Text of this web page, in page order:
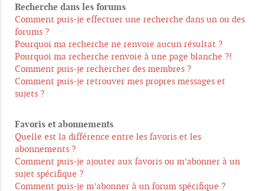
Recherche dans les forums
Comment puis-je effectuer une recherche dans un ou des
forums ?
Pourquoi ma recherche ne renvoie aucun résultat ?
Pourquoi ma recherche renvoie à une page blanche ?!
Comment puis-je rechercher des membres ?
Comment puis-je retrouver mes propres messages et
sujets ?
Favoris et abonnements
Quelle est la différence entre les favoris et les
abonnements ?
Comment puis-je ajouter aux favoris ou m’abonner à un
sujet spécifique ?
Comment puis-je m’abonner à un forum spécifique ?